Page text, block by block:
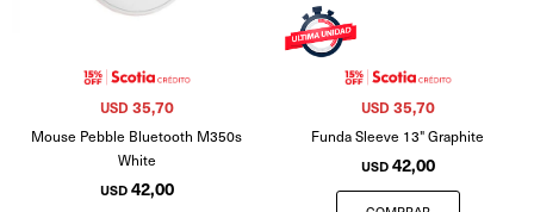
Mouse Pebble Bluetooth M350s
White
USD 42,00
USD 35,70
Funda Sleeve 13" Graphite
USD 42,00
USD 35,70